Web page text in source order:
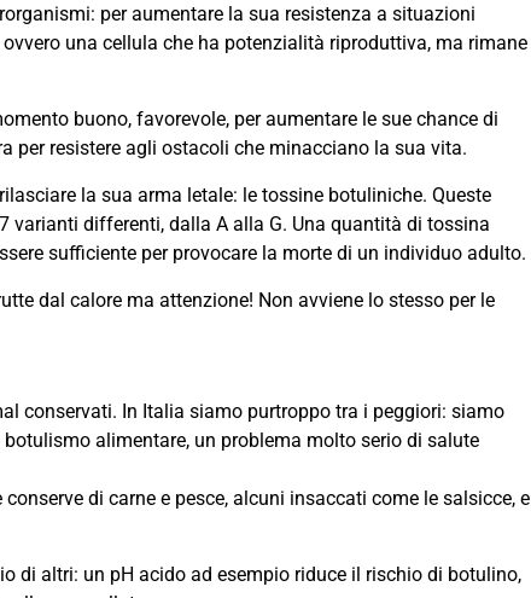
per aumentare la sua resistenza a situazioni
una cellula che ha potenzialità riproduttiva, ma rimane
buono, favorevole, per aumentare le sue chance di
per resistere agli ostacoli che minacciano la sua vita.
la sua arma letale: le tossine botuliniche. Queste
varianti differenti, dalla A alla G. Una quantità di tossina
sufficiente per provocare la morte di un individuo adulto.
dal calore ma attenzione! Non avviene lo stesso per le
conservati. In Italia siamo purtroppo tra i peggiori: siamo
alimentare, un problema molto serio di salute
di carne e pesce, alcuni insaccati come le salsicce, e
di altri: un pH acido ad esempio riduce il rischio di botulino,